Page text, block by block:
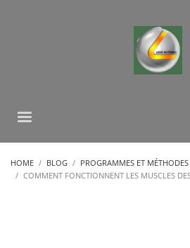
HOME BLOG
PROGRAMMES ET
COMMENT FONCTIONNENT LES MUSCLES